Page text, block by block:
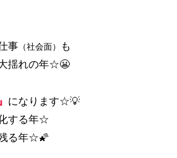
事 （社会面）
も
揺れの年☆😬
になります☆💡
する年☆
る年☆🌠